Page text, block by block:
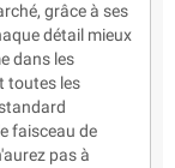
grâce à ses
détail mieux
dans les
toutes les
faisceau de
pas à